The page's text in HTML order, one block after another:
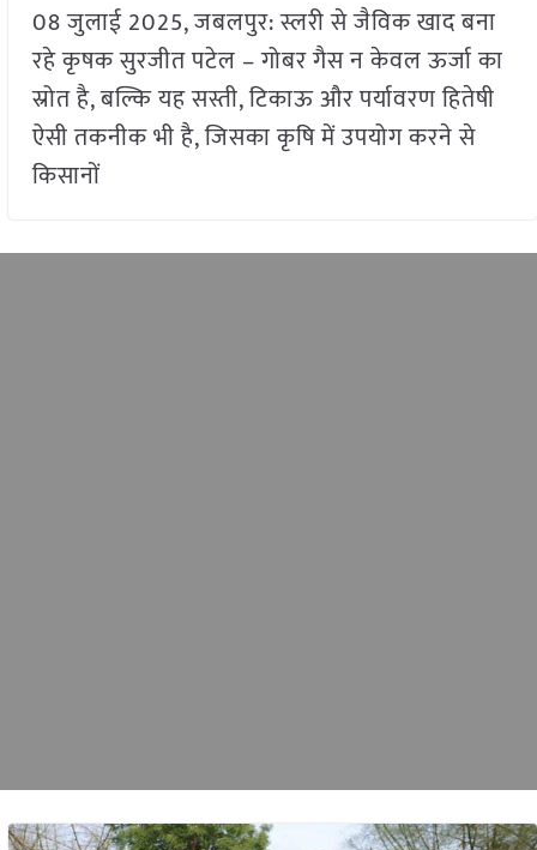
08 जुलाई 2025, जबलपुर: स्लरी से जैविक खाद बना
रहे कृषक सुरजीत पटेल – गोबर गैस न केवल ऊर्जा का
स्रोत है, बल्कि यह सस्ती, टिकाऊ और पर्यावरण हितेषी
ऐसी तकनीक भी है, जिसका कृषि में उपयोग करने से
किसानों